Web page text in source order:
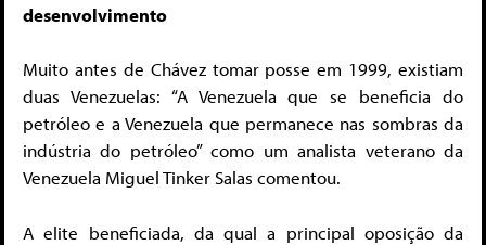
desenvolvimento
Muito antes de Chávez tomar posse em 1999, existiam
duas Venezuelas: “A Venezuela que se beneficia do
petróleo e a Venezuela que permanece nas sombras da
indústria do petróleo” como um analista veterano da
Venezuela Miguel Tinker Salas comentou.
A elite beneficiada, da qual a principal oposição da